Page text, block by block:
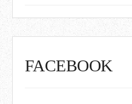
FACEBOOK